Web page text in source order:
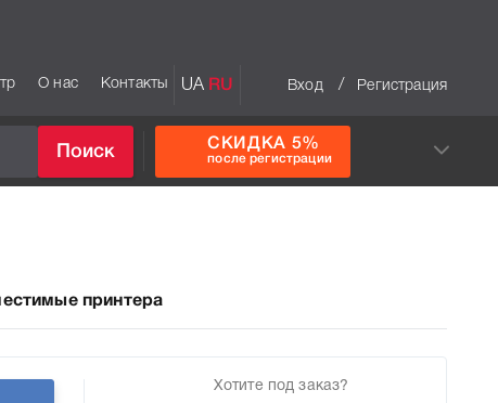
О нас Контакты UA RU Вход / Регистрация
Поиск СКИДКА 5%
после регистрации
принтера
Хотите под заказ?